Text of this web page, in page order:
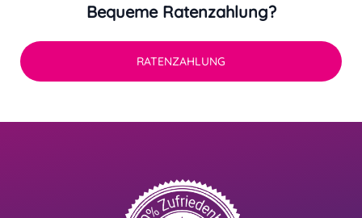
Bequeme Ratenzahlung?
RATENZAHLUNG